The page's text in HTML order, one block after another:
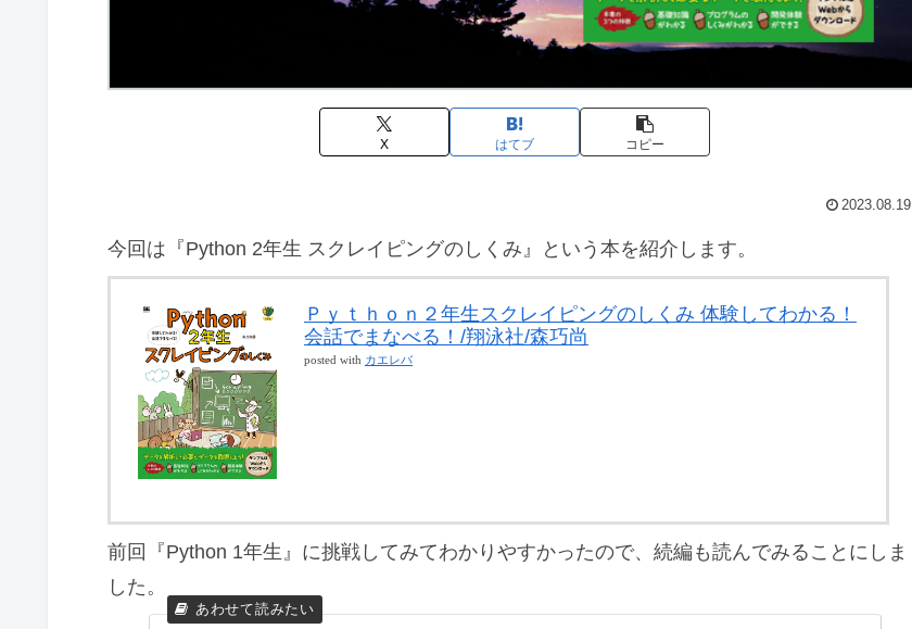
X はてブ コピー
2023.08.19
今回は『Python 2年生 スクレイピングのしくみ』という本を紹介します。
Ｐｙｔｈｏｎ２年生スクレイピングのしくみ 体験してわかる！
会話でまなべる！/翔泳社/森巧尚
posted with カエレバ
前回『Python 1年生』に挑戦してみてわかりやすかったので、続編も読んでみることにしま
した。